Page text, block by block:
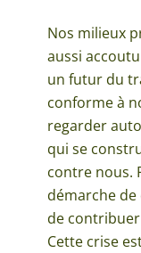
Nos milieux
aussi
un futur du
conforme à
regarder
qui se
contre nous.
démarche
de contribuer
Cette crise